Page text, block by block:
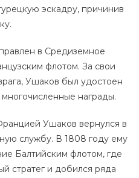
эскадру, причинив
в Средиземное
флотом. За свои
Ушаков был удостоен
награды.
Ушаков вернулся в
службу. В 1808 году ему
Балтийским флотом, где
стратег и добился ряда